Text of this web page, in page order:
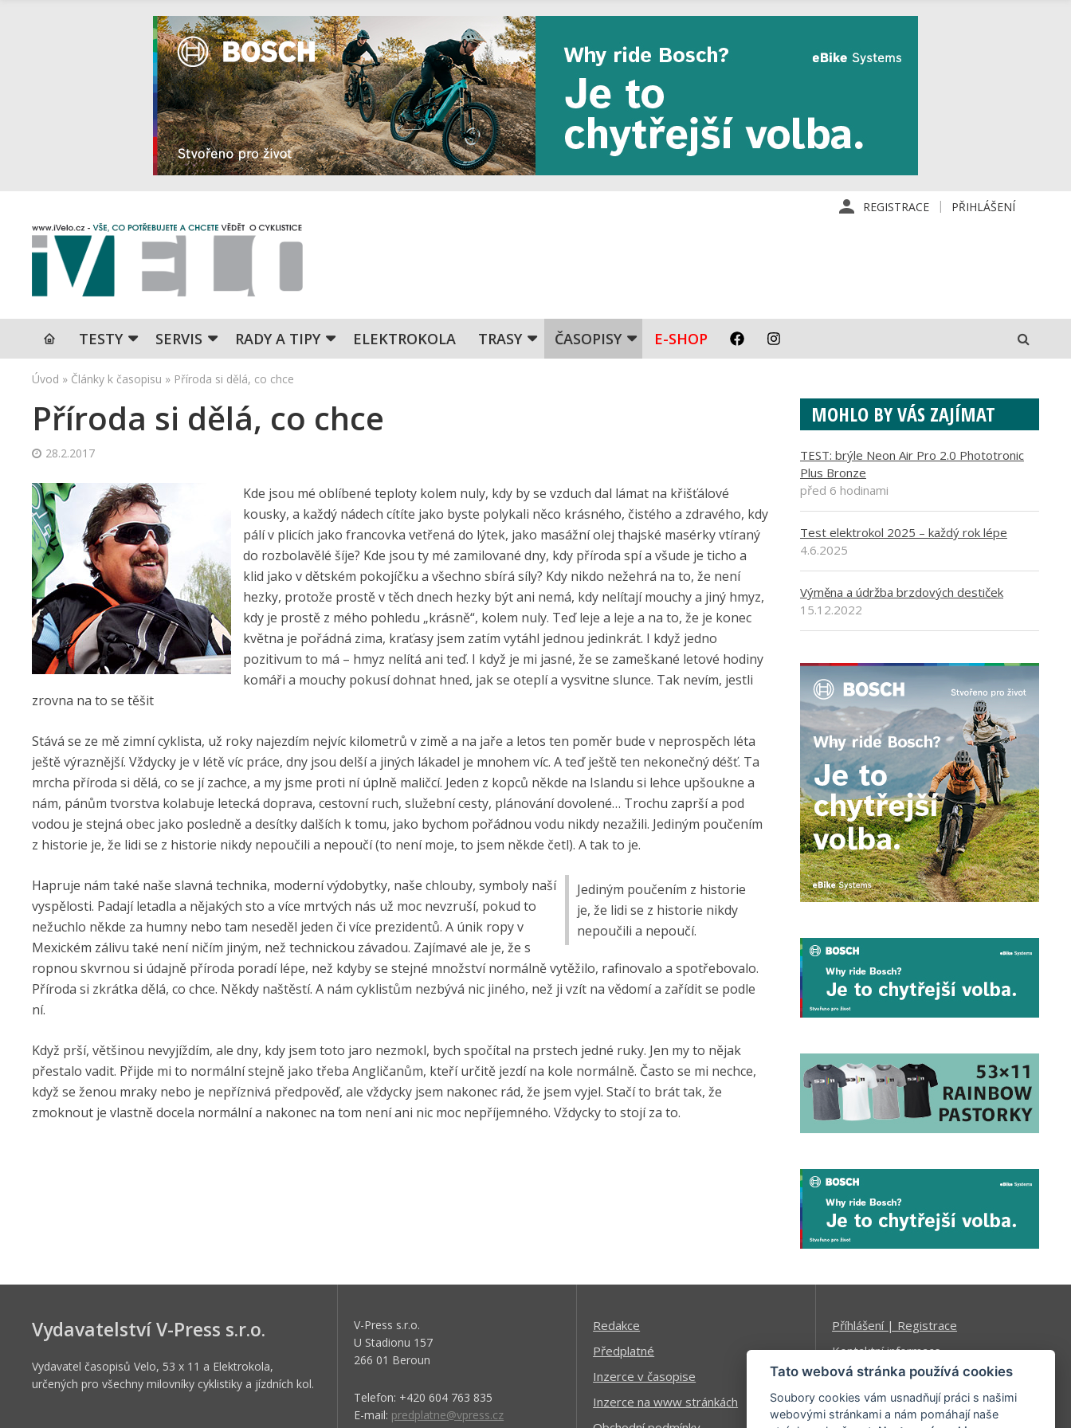
REGISTRACE PŘIHLÁŠENÍ
TESTY SERVIS RADY A TIPY ELEKTROKOLA TRASY ČASOPISY E-SHOP
Úvod » Články k časopisu » Příroda si dělá, co chce
Příroda si dělá, co chce
28.2.2017
Kde jsou mé oblíbené teploty kolem nuly, kdy by se vzduch dal lámat na křišťálové
kousky, a každý nádech cítíte jako byste polykali něco krásného, čistého a zdravého, kdy
pálí v plicích jako francovka vetřená do lýtek, jako masážní olej thajské masérky vtíraný
do rozbolavělé šíje? Kde jsou ty mé zamilované dny, kdy příroda spí a všude je ticho a
klid jako v dětském pokojíčku a všechno sbírá síly? Kdy nikdo nežehrá na to, že není
hezky, protože prostě v těch dnech hezky být ani nemá, kdy nelítají mouchy a jiný hmyz,
kdy je prostě z mého pohledu „krásně“, kolem nuly. Teď leje a leje a na to, že je konec
května je pořádná zima, kraťasy jsem zatím vytáhl jednou jedinkrát. I když jedno
pozitivum to má – hmyz nelítá ani teď. I když je mi jasné, že se zameškané letové hodiny
komáři a mouchy pokusí dohnat hned, jak se oteplí a vysvitne slunce. Tak nevím, jestli
zrovna na to se těšit
Stává se ze mě zimní cyklista, už roky najezdím nejvíc kilometrů v zimě a na jaře a letos ten poměr bude v neprospěch léta
ještě výraznější. Vždycky je v létě víc práce, dny jsou delší a jiných lákadel je mnohem víc. A teď ještě ten nekonečný déšť. Ta
mrcha příroda si dělá, co se jí zachce, a my jsme proti ní úplně maličcí. Jeden z kopců někde na Islandu si lehce upšoukne a
nám, pánům tvorstva kolabuje letecká doprava, cestovní ruch, služební cesty, plánování dovolené… Trochu zaprší a pod
vodou je stejná obec jako posledně a desítky dalších k tomu, jako bychom pořádnou vodu nikdy nezažili. Jediným poučením
z historie je, že lidi se z historie nikdy nepoučili a nepoučí (to není moje, to jsem někde četl). A tak to je.
Jediným poučením z historie
je, že lidi se z historie nikdy
nepoučili a nepoučí.
Hapruje nám také naše slavná technika, moderní výdobytky, naše chlouby, symboly naší
vyspělosti. Padají letadla a nějakých sto a více mrtvých nás už moc nevzruší, pokud to
nežuchlo někde za humny nebo tam neseděl jeden či více prezidentů. A únik ropy v
Mexickém zálivu také není ničím jiným, než technickou závadou. Zajímavé ale je, že s
ropnou skvrnou si údajně příroda poradí lépe, než kdyby se stejné množství normálně vytěžilo, rafinovalo a spotřebovalo.
Příroda si zkrátka dělá, co chce. Někdy naštěstí. A nám cyklistům nezbývá nic jiného, než ji vzít na vědomí a zařídit se podle
ní.
Když prší, většinou nevyjíždím, ale dny, kdy jsem toto jaro nezmokl, bych spočítal na prstech jedné ruky. Jen my to nějak
přestalo vadit. Přijde mi to normální stejně jako třeba Angličanům, kteří určitě jezdí na kole normálně. Často se mi nechce,
když se ženou mraky nebo je nepříznivá předpověď, ale vždycky jsem nakonec rád, že jsem vyjel. Stačí to brát tak, že
zmoknout je vlastně docela normální a nakonec na tom není ani nic moc nepříjemného. Vždycky to stojí za to.
MOHLO BY VÁS ZAJÍMAT
TEST: brýle Neon Air Pro 2.0 Phototronic
Plus Bronze
před 6 hodinami
Test elektrokol 2025 – každý rok lépe
4.6.2025
Výměna a údržba brzdových destiček
15.12.2022
Vydavatelství V-Press s.r.o.
Vydavatel časopisů Velo, 53 x 11 a Elektrokola,
určených pro všechny milovníky cyklistiky a jízdních kol.
V-Press s.r.o.
U Stadionu 157
266 01 Beroun
Telefon: +420 604 763 835
E-mail: predplatne@vpress.cz
Redakce
Předplatné
Inzerce v časopise
Inzerce na www stránkách
Příhlášení | Registrace
Kontaktní informace
Mapa stránek
Tato webová stránka používá cookies
Soubory cookies vám usnadňují práci s našimi
webovými stránkami a nám pomáhají naše